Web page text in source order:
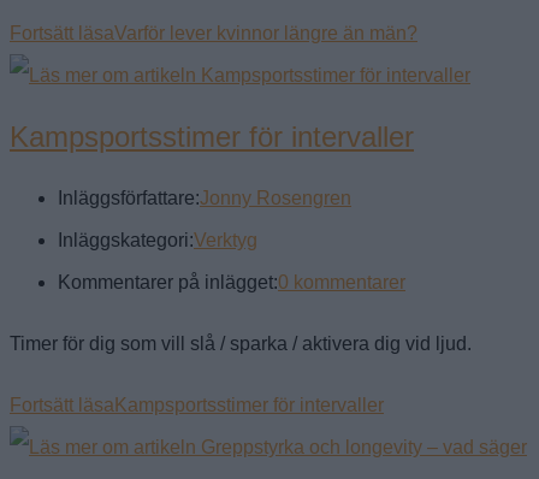
Fortsätt läsaVarför lever kvinnor längre än män?
Kampsportsstimer för intervaller
Inläggsförfattare:Jonny Rosengren
Inläggskategori:Verktyg
Kommentarer på inlägget:0 kommentarer
Timer för dig som vill slå / sparka / aktivera dig vid ljud.
Fortsätt läsa Kampsportsstimer för intervaller